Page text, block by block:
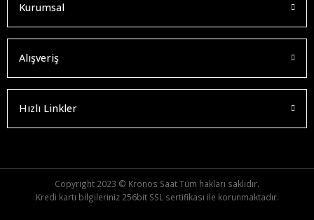
Kurumsal
Alışveriş
Hızlı Linkler
Copyright 2023 © Kronos Saat Tüm hakları saklıdır.
Kredi kartı bilgileriniz 256bit SSL sertifikası ile korunmaktadır.